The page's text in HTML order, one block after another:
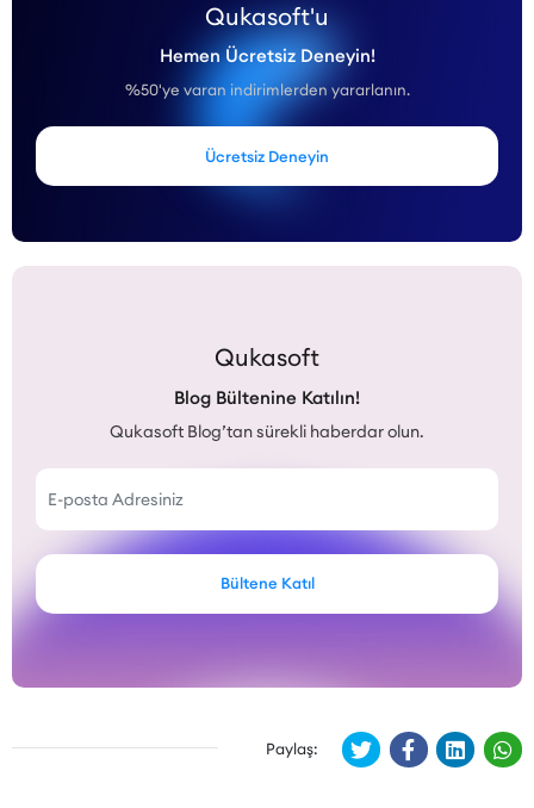
Qukasoft'u
Hemen Ücretsiz Deneyin!
%50'ye varan indirimlerden yararlanın.
Ücretsiz Deneyin
Qukasoft
Blog Bültenine Katılın!
Qukasoft Blog’tan sürekli haberdar olun.
Bültene Katıl
Paylaş: